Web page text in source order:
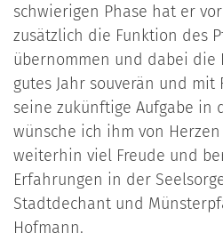
schwierigen Phase hat er
zusätzlich die Funktion des
übernommen und dabei die
gutes Jahr souverän und mit
seine zukünftige Aufgabe in
wünsche ich ihm von
weiterhin viel Freude und
Erfahrungen in der
Stadtdechant und
Hofmann.